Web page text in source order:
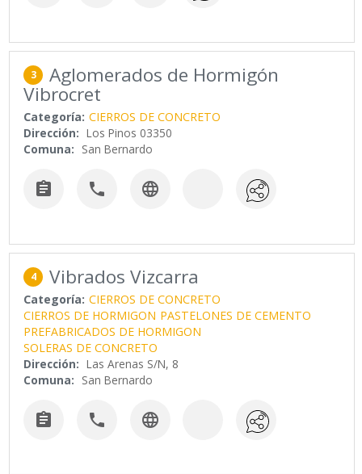
3 Aglomerados de Hormigón
Vibrocret
Categoría: CIERROS DE CONCRETO
Dirección: Los Pinos 03350
Comuna: San Bernardo
  
4 Vibrados Vizcarra
Categoría: CIERROS DE CONCRETO
CIERROS DE HORMIGON PASTELONES DE CEMENTO
PREFABRICADOS DE HORMIGON
SOLERAS DE CONCRETO
Dirección: Las Arenas S/N, 8
Comuna: San Bernardo
  